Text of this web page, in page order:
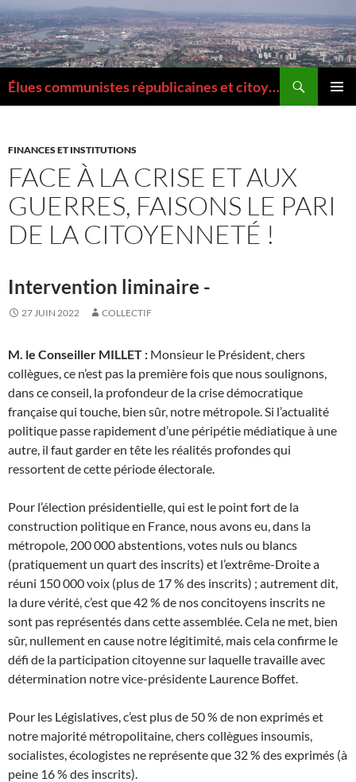
Aller
au
contenu
Élues communistes républicaines et citoyennes de la Métropole de Lyon
FINANCES ET INSTITUTIONS
FACE À LA CRISE ET AUX
GUERRES, FAISONS LE PARI
DE LA CITOYENNETÉ !
Intervention liminaire -
27 JUIN 2022 COLLECTIF
M. le Conseiller MILLET : Monsieur le Président, chers
collègues, ce n’est pas la première fois que nous soulignons,
dans ce conseil, la profondeur de la crise démocratique
française qui touche, bien sûr, notre métropole. Si l’actualité
politique passe rapidement d’une péripétie médiatique à une
autre, il faut garder en tête les réalités profondes qui
ressortent de cette période électorale.
Pour l’élection présidentielle, qui est le point fort de la
construction politique en France, nous avons eu, dans la
métropole, 200 000 abstentions, votes nuls ou blancs
(pratiquement un quart des inscrits) et l’extrême-Droite a
réuni 150 000 voix (plus de 17 % des inscrits) ; autrement dit,
la dure vérité, c’est que 42 % de nos concitoyens inscrits ne
sont pas représentés dans cette assemblée. Cela ne met, bien
sûr, nullement en cause notre légitimité, mais cela confirme le
défi de la participation citoyenne sur laquelle travaille avec
détermination notre vice-présidente Laurence Boffet.
Pour les Législatives, c’est plus de 50 % de non exprimés et
notre majorité métropolitaine, chers collègues insoumis,
socialistes, écologistes ne représente que 32 % des exprimés (à
peine 16 % des inscrits).